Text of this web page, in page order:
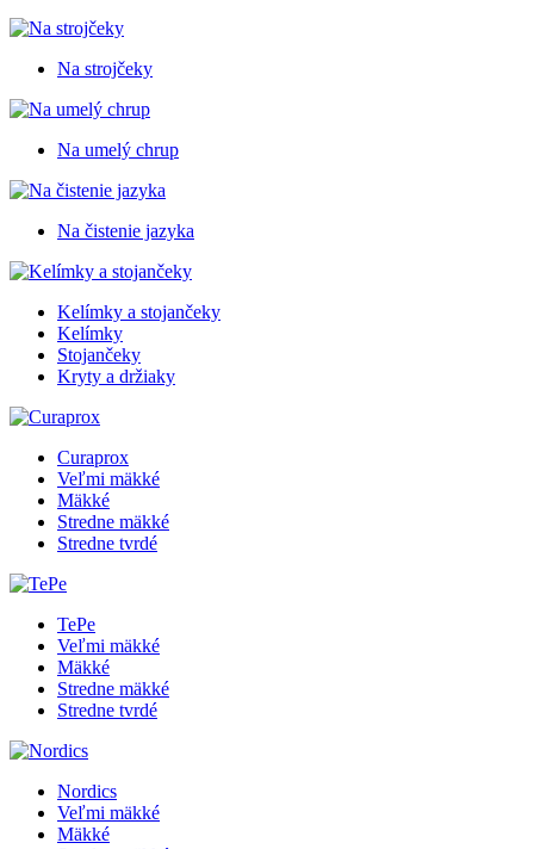
Na strojčeky
Na umelý chrup
Na čistenie jazyka
Kelímky a stojančeky
Kelímky
Stojančeky
Kryty a držiaky
Curaprox
Veľmi mäkké
Mäkké
Stredne mäkké
Stredne tvrdé
TePe
Veľmi mäkké
Mäkké
Stredne mäkké
Stredne tvrdé
Nordics
Veľmi mäkké
Mäkké